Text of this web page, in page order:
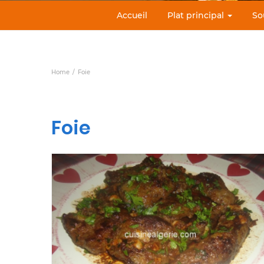
Accueil Plat principal
Home Foie
Foie